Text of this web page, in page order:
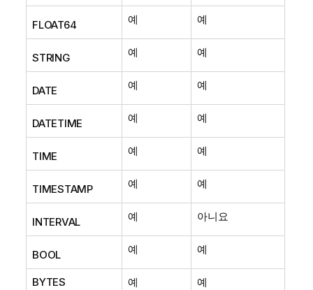
FLOAT64 예 예
STRING 예 예
DATE 예 예
DATETIME 예 예
TIME 예 예
TIMESTAMP 예 예
INTERVAL 예 아니요
BOOL 예 예
BYTES 예 예